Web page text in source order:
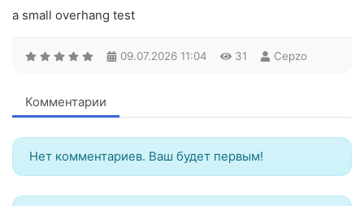
a small overhang test
09.07.2026 11:04 31 Cepzo
Комментарии
Нет комментариев. Ваш будет первым!